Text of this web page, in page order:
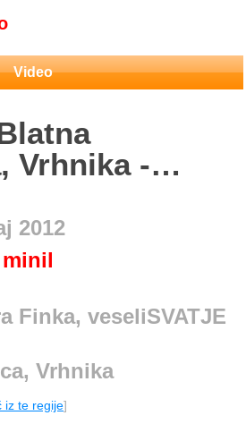
Video
Vrhnika -
Finka,
2012
Finka, veseliSVATJE
Vrhnika
iz te regije]